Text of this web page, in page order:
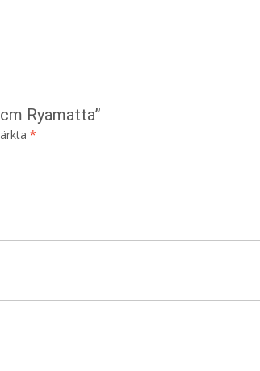
Ryamatta”
*